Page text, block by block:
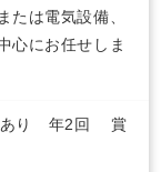
たは電気設備、
心にお任せしま
あり 年2回 賞